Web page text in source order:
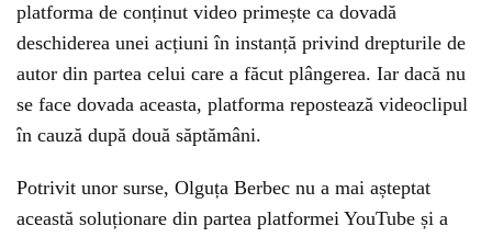
platforma de conținut video primește ca dovadă
deschiderea unei acțiuni în instanță privind drepturile de
autor din partea celui care a făcut plângerea. Iar dacă nu
se face dovada aceasta, platforma repostează videoclipul
în cauză după două săptămâni.
Potrivit unor surse, Olguța Berbec nu a mai așteptat
această soluționare din partea platformei YouTube și a